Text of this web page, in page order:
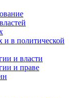
и в политической
и власти
и праве